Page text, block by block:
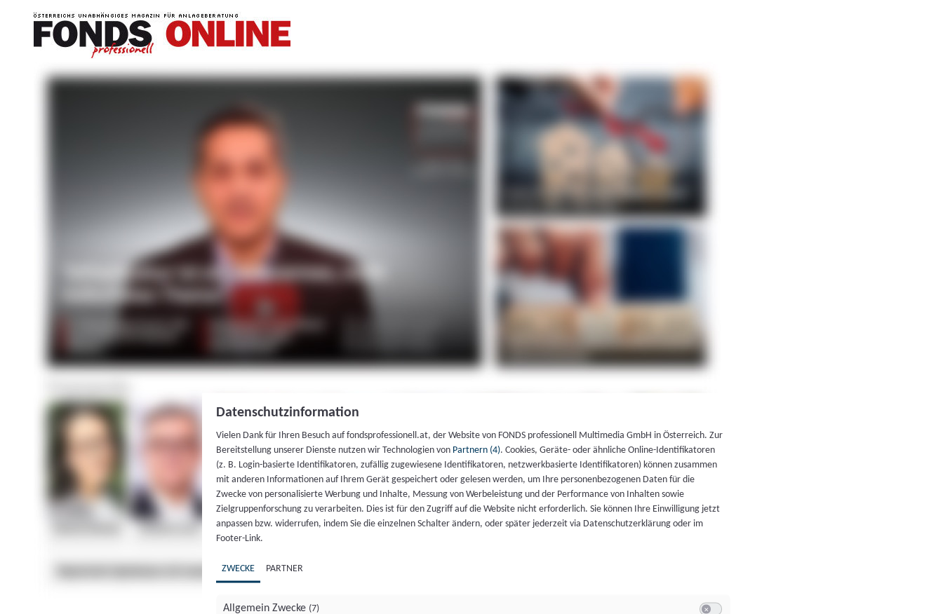
Datenschutzinformation
Vielen Dank für Ihren Besuch auf fondsprofessionell.at, der Website von FONDS professionell Multimedia GmbH in Österreich. Zur
Bereitstellung unserer Dienste nutzen wir Technologien von Partnern (4). Cookies, Geräte- oder ähnliche Online-Identifikatoren
(z. B. Login-basierte Identifikatoren, zufällig zugewiesene Identifikatoren, netzwerkbasierte Identifikatoren) können zusammen
mit anderen Informationen auf Ihrem Gerät gespeichert oder gelesen werden, um Ihre personenbezogenen Daten für die
Zwecke von personalisierte Werbung und Inhalte, Messung von Werbeleistung und der Performance von Inhalten sowie
Zielgruppenforschung zu verarbeiten. Dies ist für den Zugriff auf die Website nicht erforderlich. Sie können Ihre Einwilligung jetzt
anpassen bzw. widerrufen, indem Sie die einzelnen Schalter ändern, oder später jederzeit via Datenschutzerklärung oder im
Footer-Link.
ZWECKE PARTNER
Allgemein Zwecke (7)